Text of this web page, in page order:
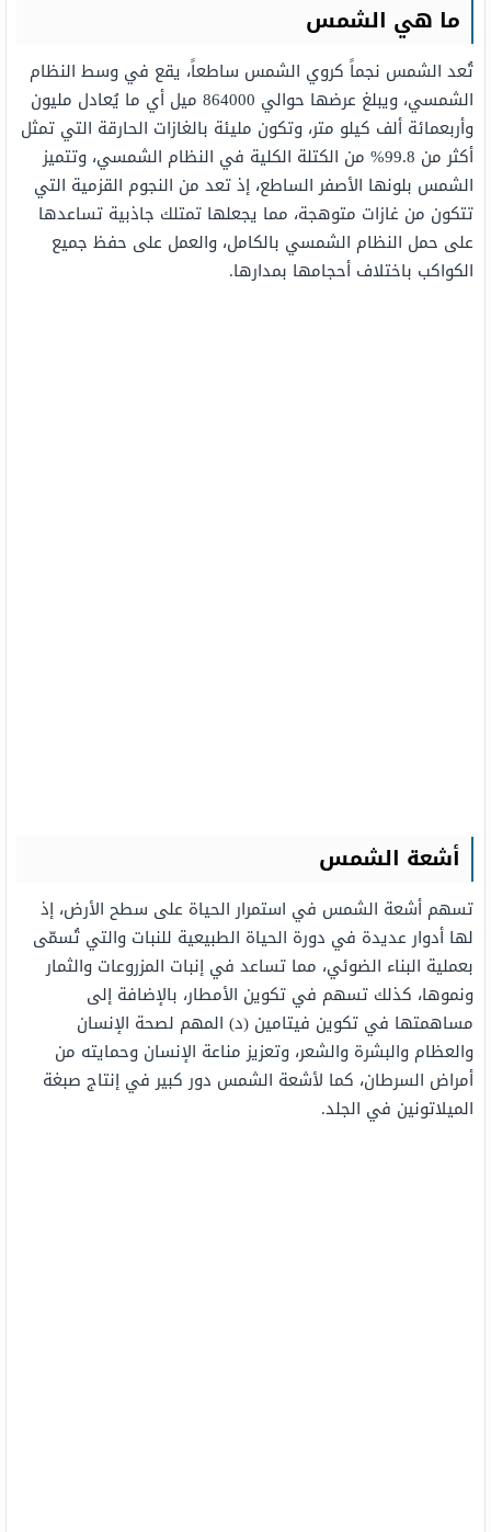
ما هي الشمس
تُعد الشمس نجماً كروي الشمس ساطعاً، يقع في وسط النظام
الشمسي، ويبلغ عرضها حوالي 864000 ميل أي ما يُعادل مليون
وأربعمائة ألف كيلو متر، وتكون مليئة بالغازات الحارقة التي تمثل
أكثر من 99.8% من الكتلة الكلية في النظام الشمسي، وتتميز
الشمس بلونها الأصفر الساطع، إذ تعد من النجوم القزمية التي
تتكون من غازات متوهجة، مما يجعلها تمتلك جاذبية تساعدها
على حمل النظام الشمسي بالكامل، والعمل على حفظ جميع
الكواكب باختلاف أحجامها بمدارها.
أشعة الشمس
تسهم أشعة الشمس في استمرار الحياة على سطح الأرض، إذ
لها أدوار عديدة في دورة الحياة الطبيعية للنبات والتي تُسمّى
بعملية البناء الضوئي، مما تساعد في إنبات المزروعات والثمار
ونموها، كذلك تسهم في تكوين الأمطار، بالإضافة إلى
مساهمتها في تكوين فيتامين (د) المهم لصحة الإنسان
والعظام والبشرة والشعر، وتعزيز مناعة الإنسان وحمايته من
أمراض السرطان، كما لأشعة الشمس دور كبير في إنتاج صبغة
الميلاتونين في الجلد.